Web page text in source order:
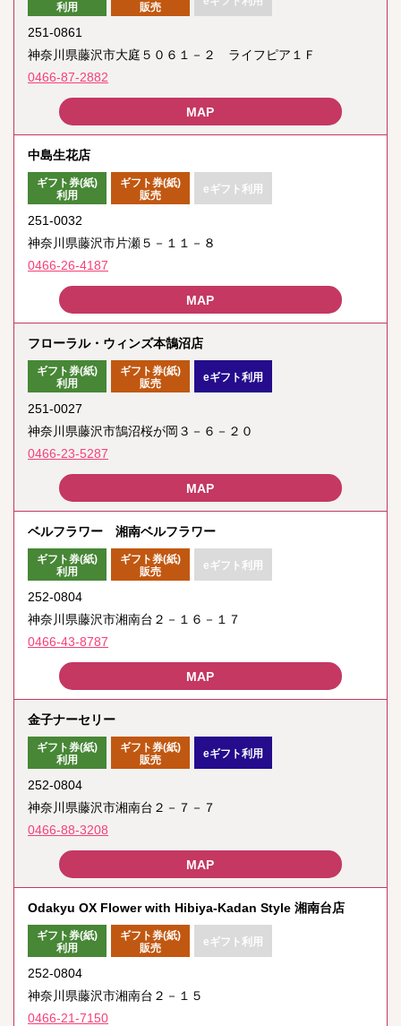
利用
販売
251-0861
神奈川県藤沢市大庭５０６１－２ ライフピア１Ｆ
0466-87-2882
中島生花店
ギフト券(紙)
利用
ギフト券(紙)
販売
eギフト利用
251-0032
神奈川県藤沢市片瀬５－１１－８
0466-26-4187
フローラル・ウィンズ本鵠沼店
ギフト券(紙)
利用
ギフト券(紙)
販売
eギフト利用
251-0027
神奈川県藤沢市鵠沼桜が岡３－６－２０
0466-23-5287
ベルフラワー 湘南ベルフラワー
ギフト券(紙)
利用
ギフト券(紙)
販売
eギフト利用
252-0804
神奈川県藤沢市湘南台２－１６－１７
0466-43-8787
金子ナーセリー
ギフト券(紙)
利用
ギフト券(紙)
販売
eギフト利用
252-0804
神奈川県藤沢市湘南台２－７－７
0466-88-3208
Odakyu OX Flower with Hibiya-Kadan Style 湘南台店
ギフト券(紙)
利用
ギフト券(紙)
販売
eギフト利用
252-0804
神奈川県藤沢市湘南台２－１５
0466-21-7150